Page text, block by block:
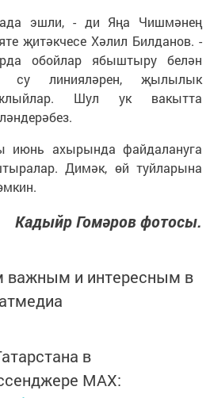
эшли, - ди Яңа Чишмәнең
җитәкчесе Хәлил Билданов. -
обойлар ябыштыру белән
су линияләрен, җылылык
Шул ук вакытта
июнь ахырында файдалануга
Димәк, өй туйларына
Кадыйр Гомәров фотосы.
важным и интересным в
в
MАХ: